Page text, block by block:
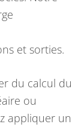
et sorties.
du calcul du
ou
appliquer un